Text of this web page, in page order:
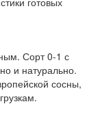
Сорт 0-1 с
и натурально.
сосны,